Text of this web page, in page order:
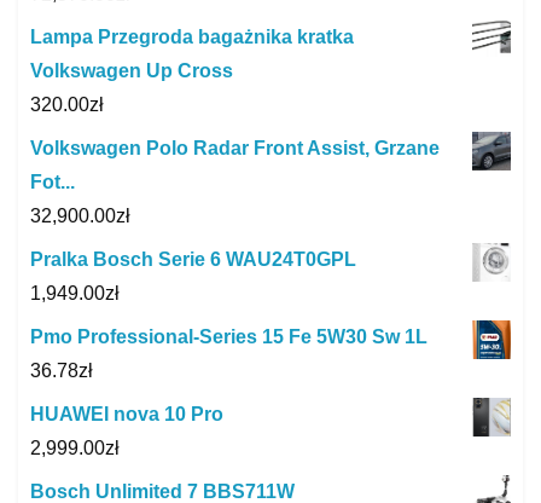
Lampa Przegroda bagażnika kratka
Volkswagen Up Cross
320.00zł
Volkswagen Polo Radar Front Assist, Grzane
Fot...
32,900.00zł
Pralka Bosch Serie 6 WAU24T0GPL
1,949.00zł
Pmo Professional-Series 15 Fe 5W30 Sw 1L
36.78zł
HUAWEI nova 10 Pro
2,999.00zł
Bosch Unlimited 7 BBS711W